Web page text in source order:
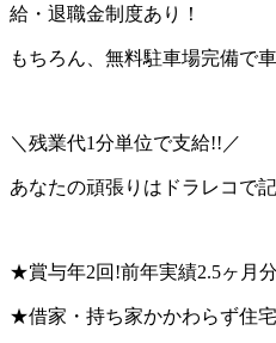
給・退職金制度あり！
もちろん、無料駐車場完備で
＼残業代1分単位で支給!!／
あなたの頑張りはドラレコで
★賞与年2回!前年実績2.5ヶ月
★借家・持ち家かかわらず住